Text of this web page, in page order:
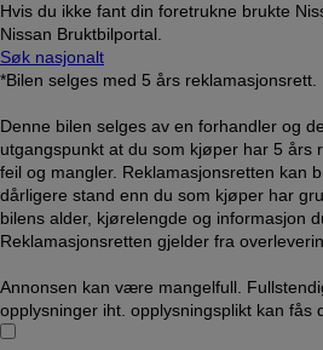
Hvis du ikke fant din foretrukne brukte
Nissan Bruktbilportal.
Søk nasjonalt
*Bilen selges med 5 års reklamasjonsrett.
Denne bilen selges av en forhandler og
utgangspunkt at du som kjøper har 5 års
feil og mangler. Reklamasjonsretten kan
dårligere stand enn du som kjøper har
bilens alder, kjørelengde og informasjon
Reklamasjonsretten gjelder fra
Annonsen kan være mangelfull.
opplysninger iht. opplysningsplikt kan fås